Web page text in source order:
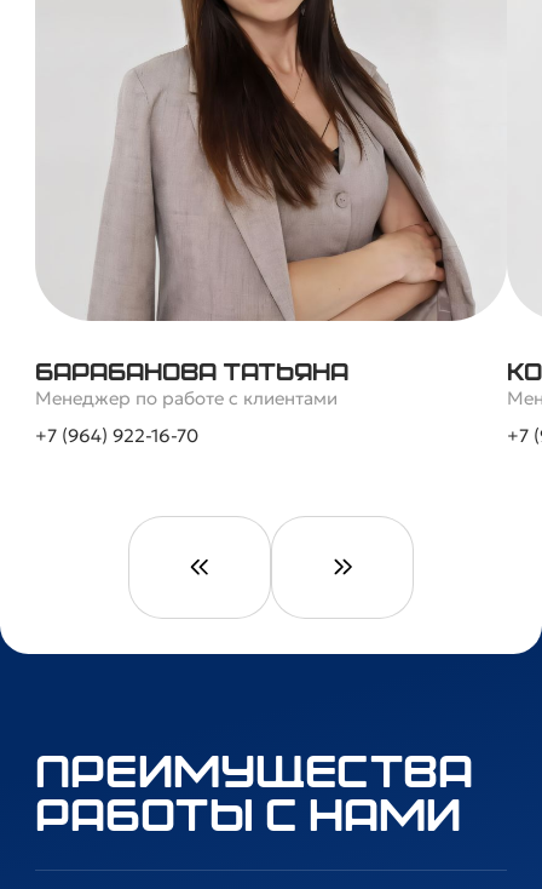
Барабанова Татьяна
Менеджер по работе с клиентами
+7 (964) 922-16-70
+7
Преимущества
работы с нами